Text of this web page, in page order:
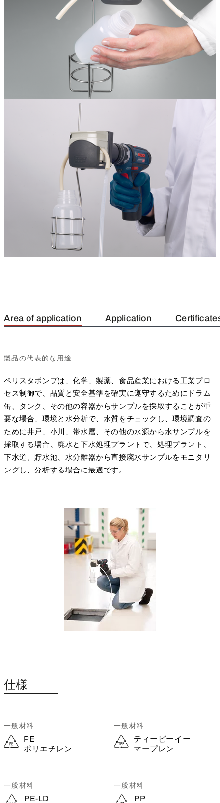
Area of application Application
製品の代表的な用途
ペリスタポンプは、化学、製薬、食品産業における工業プロ
セス制御で、品質と安全基準を確実に遵守するためにドラム
缶、タンク、その他の容器からサンプルを採取することが重
要な場合、環境と水分析で、水質をチェックし、環境調査の
ために井戸、小川、帯水層、その他の水源から水サンプルを
採取する場合、廃水と下水処理プラントで、処理プラント、
下水道、貯水池、水分離器から直接廃水サンプルをモニタリ
ングし、分析する場合に最適です。
仕様
一般材料
PE
ポリエチレン
一般材料
ティーピーイー
マープレン
一般材料
PE-LD
一般材料
PP